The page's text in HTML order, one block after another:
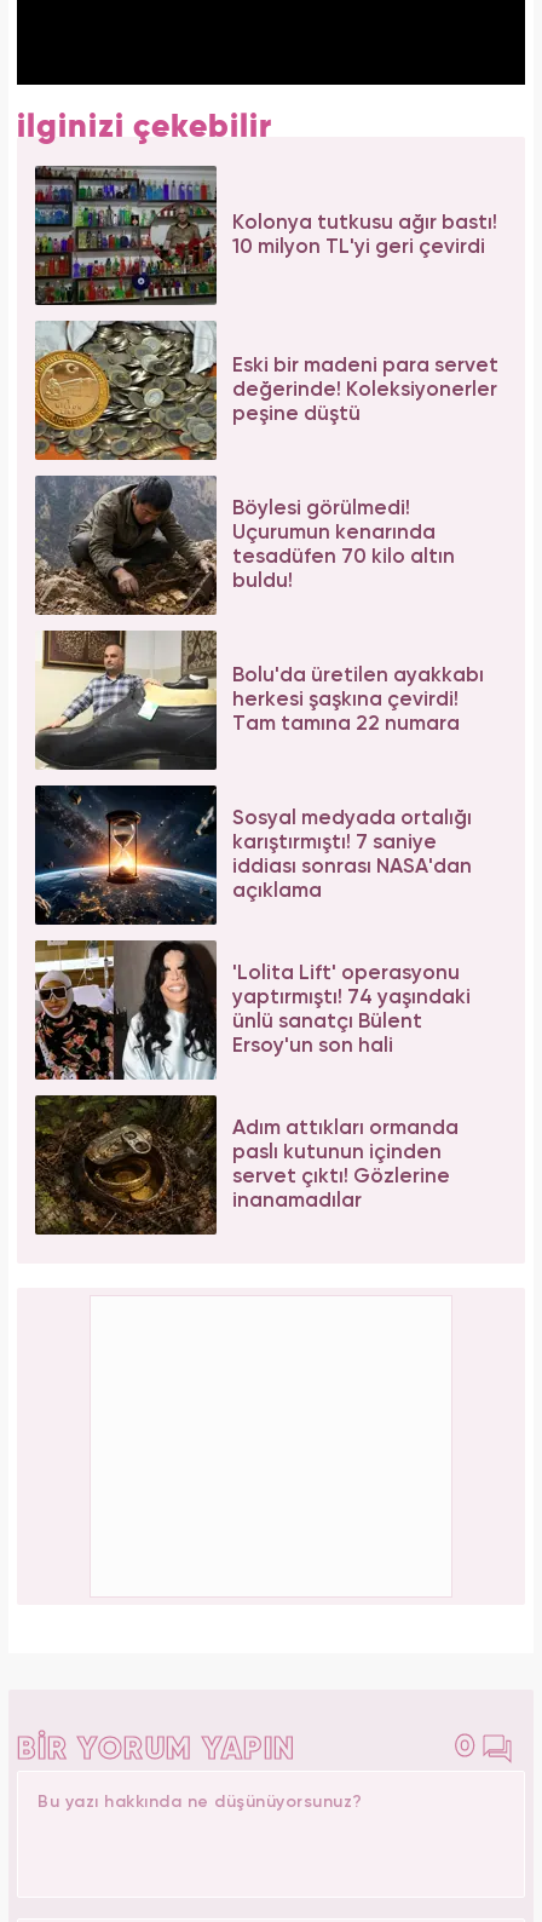
ilginizi çekebilir
Kolonya tutkusu ağır bastı!
10 milyon TL'yi geri çevirdi
Eski bir madeni para servet
değerinde! Koleksiyonerler
peşine düştü
Böylesi görülmedi!
Uçurumun kenarında
tesadüfen 70 kilo altın
buldu!
Bolu'da üretilen ayakkabı
herkesi şaşkına çevirdi!
Tam tamına 22 numara
Sosyal medyada ortalığı
karıştırmıştı! 7 saniye
iddiası sonrası NASA'dan
açıklama
'Lolita Lift' operasyonu
yaptırmıştı! 74 yaşındaki
ünlü sanatçı Bülent
Ersoy'un son hali
Adım attıkları ormanda
paslı kutunun içinden
servet çıktı! Gözlerine
inanamadılar
BİR YORUM YAPIN 0